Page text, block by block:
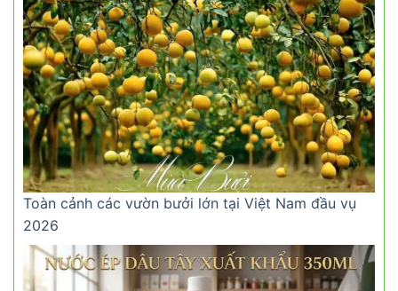
Toàn cảnh các vườn bưởi lớn tại Việt Nam đầu vụ
2026